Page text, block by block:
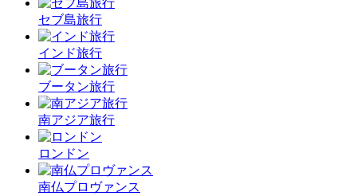
セブ島旅行
インド旅行
ブータン旅行
南アジア旅行
ロンドン
南仏プロヴァンス